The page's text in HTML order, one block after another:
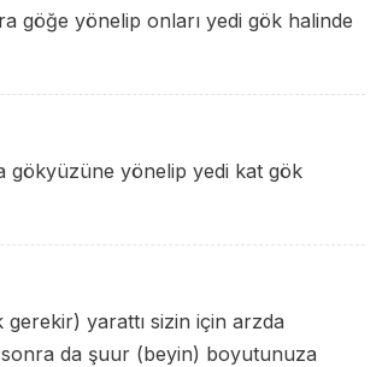
göğe yönelip onları yedi gök halinde
gökyüzüne yönelip yedi kat gök
yarattı sizin için arzda
da şuur (beyin) boyutunuza